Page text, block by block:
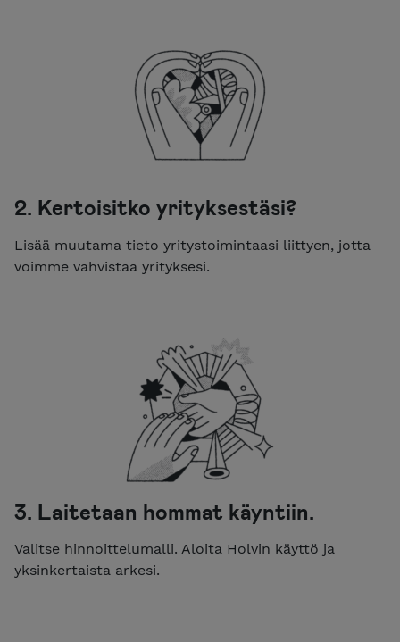
2. Kertoisitko yrityksestäsi?
Lisää muutama tieto yritystoimintaasi liittyen, jotta
voimme vahvistaa yrityksesi.
3. Laitetaan hommat käyntiin.
Valitse hinnoittelumalli. Aloita Holvin käyttö ja
yksinkertaista arkesi.